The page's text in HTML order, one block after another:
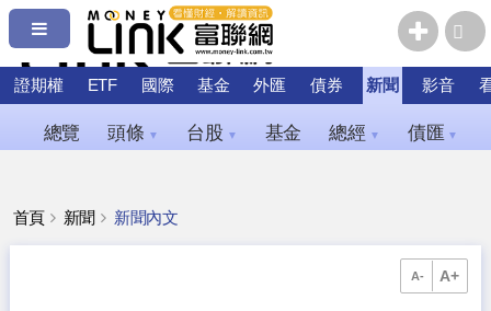
證期權 ETF 國際 基金 外匯 債券 新聞 影音
總覽 頭條 ▼ 台股 ▼ 基金 總經 ▼ 債匯 ▼
首頁 新聞 新聞內文
A- A+